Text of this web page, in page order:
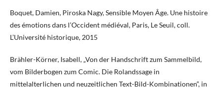
Boquet, Damien, Piroska Nagy, Sensible Moyen Âge. Une histoire
des émotions dans l’Occident médiéval, Paris, Le Seuil, coll.
L’Université historique, 2015
Brähler-Körner, Isabell, „Von der Handschrift zum Sammelbild,
vom Bilderbogen zum Comic. Die Rolandssage in
mittelalterlichen und neuzeitlichen Text-Bild-Kombinationen“, in